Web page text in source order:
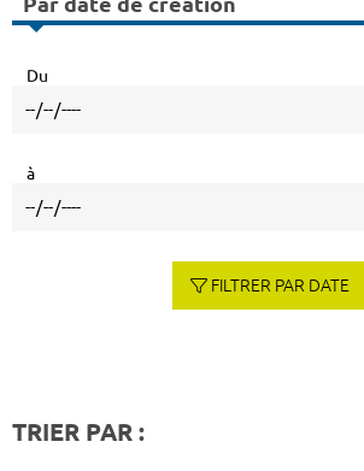
Du
à
FILTRER PAR DATE
TRIER PAR :